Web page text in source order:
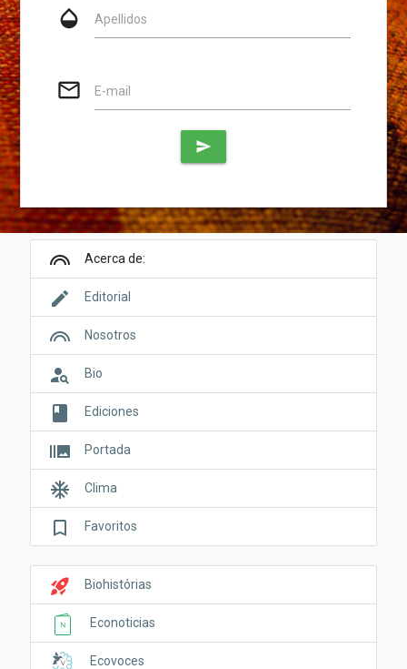
opacity Apellidos
mail_outline E-mail
send
looks Acerca de:
edit Editorial
looks Nosotros
person_search Bio
book Ediciones
burst_mode Portada
ac_unit Clima
bookmark_border Favoritos
rocket_launch Biohistórias
Econoticias
Ecovoces